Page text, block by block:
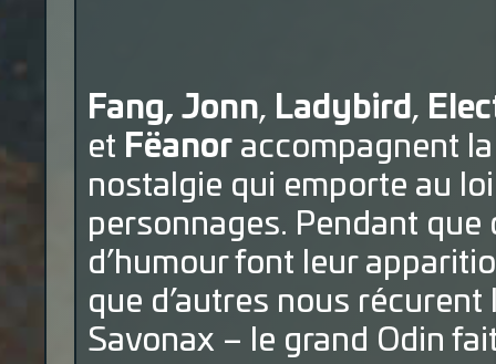
Fang, Jonn, Ladybird,
et Fëanor accompagnent
nostalgie qui emporte au
personnages. Pendant
d’humour font leur
que d’autres nous
Savonax – le grand Odin